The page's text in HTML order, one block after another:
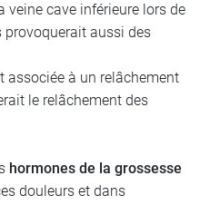
veine cave inférieure lors de
aussi des
associée à un relâchement
le relâchement des
hormones de la grossesse
douleurs et dans